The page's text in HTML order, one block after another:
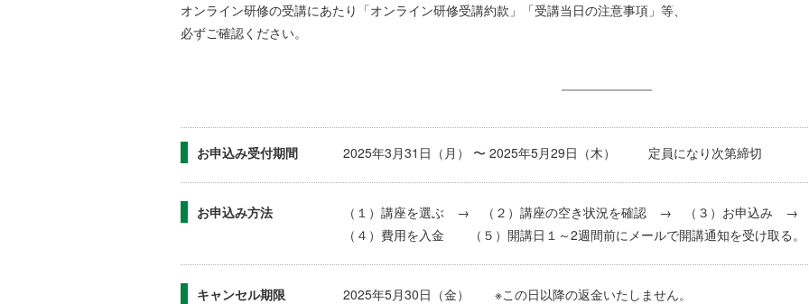
オンライン研修の受講にあたり「オンライン研修受講約款」「受講当日の注意事項」等、
必ずご確認ください。
お申込み受付期間 2025年3月31日（月） 〜 2025年5月29日（木） 定員になり次第締切
お申込み方法
（１）講座を選ぶ → （２）講座の空き状況を確認 → （３）お申込み →
（４）費用を入金 （５）開講日１～2週間前にメールで開講通知を受け取る。
キャンセル期限 2025年5月30日（金） ※この日以降の返金いたしません。